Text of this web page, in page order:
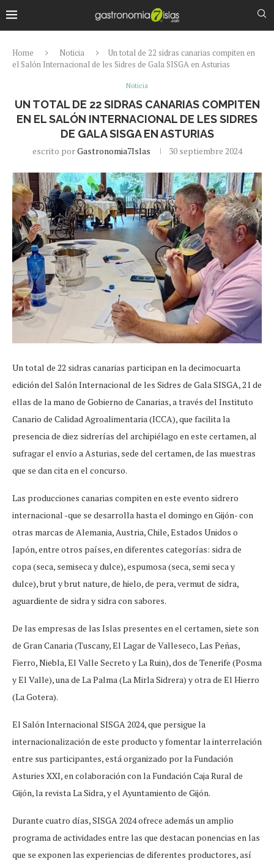
Home Noticia
Un total de 22 sidras canarias compiten en
el Salón Internacional de les Sidres de Gala SISGA en Asturias
Noticia
UN TOTAL DE 22 SIDRAS CANARIAS COMPITEN
EN EL SALÓN INTERNACIONAL DE LES SIDRES
DE GALA SISGA EN ASTURIAS
escrito porGastronomia7Islas 30 septiembre 2024
Un total de 22 sidras canarias participan en la decimocuarta
edición del Salón Internacional de les Sidres de Gala SISGA, 21 de
ellas de la mano de Gobierno de Canarias, a través del Instituto
Canario de Calidad Agroalimentaria (ICCA), que facilita la
presencia de diez sidrerías del archipiélago en este certamen, al
sufragar el envío a Asturias, sede del certamen, de las muestras
que se dan cita en el concurso.
Las producciones canarias compiten en este evento sidrero
internacional -que se desarrolla hasta el domingo en Gijón- con
otras marcas de Alemania, Austria, Chile, Estados Unidos o
Japón, entre otros países, en diferentes categorías: sidra de
copa (seca, semiseca y dulce), espumosa (seca, semi seca y
dulce), brut y brut nature, de hielo, de pera, vermut de sidra,
aguardiente de sidra y sidra con sabores.
De las empresas de las Islas presentes en el certamen, siete son
de Gran Canaria (Tuscany, El Lagar de Valleseco, Las Peñas,
Fierro, Niebla, El Valle Secreto y La Ruin), dos de Tenerife (Posma
y El Valle), una de La Palma (La Mirla Sidrera) y otra de El Hierro
(La Gotera).
El Salón Internacional SISGA 2024, que persigue la
internacionalización de este producto y fomentar la interrelación
entre sus participantes, está organizado por la Fundación
Asturies XXI, en colaboración con la Fundación Caja Rural de
Gijón, la revista La Sidra, y el Ayuntamiento de Gijón.
Durante cuatro días, SISGA 2024 ofrece además un amplio
programa de actividades entre las que destacan ponencias en las
que se exponen las experiencias de diferentes productores, así